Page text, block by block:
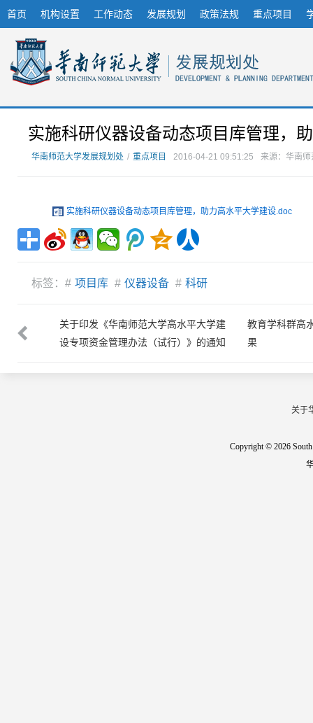
首页 机构设置 工作动态 发展规划 政策法规 重点项目
实施科研仪器设备动态项目库管理，
华南师范大学发展规划处 / 重点项目 2016-04-21 09:51:25 来源：华南
实施科研仪器设备动态项目库管理，助力高水平大学建设.doc
标签：# 项目库 # 仪器设备 # 科研
丰硕成
关于印发《华南师范大学高水平大学建
设专项资金管理办法（试行）》的通知
教育学科群高
果
关于
Copyright © 2026